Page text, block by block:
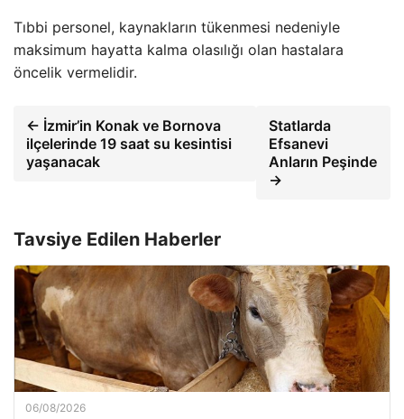
Tıbbi personel, kaynakların tükenmesi nedeniyle
maksimum hayatta kalma olasılığı olan hastalara
öncelik vermelidir.
← İzmir’in Konak ve Bornova
ilçelerinde 19 saat su kesintisi
yaşanacak
Statlarda
Efsanevi
Anların Peşinde
→
Tavsiye Edilen Haberler
06/08/2026